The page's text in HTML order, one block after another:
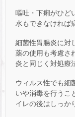
嘔吐・下痢がひど
水もできなければ
細菌性胃腸炎に対
薬の使用も考慮さ
炎と同じく対処療
ウィルス性でも細
いや消毒を行うこ
イレの後はしっか